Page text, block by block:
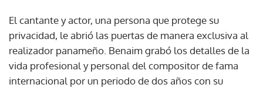
El cantante y actor, una persona que protege su
privacidad, le abrió las puertas de manera exclusiva al
realizador panameño. Benaim grabó los detalles de la
vida profesional y personal del compositor de fama
internacional por un periodo de dos años con su